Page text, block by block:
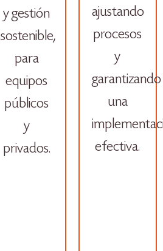
y gestión
sostenible,
para
equipos
públicos
y
privados.
ajustando
procesos
y
garantizando
una
efectiva.